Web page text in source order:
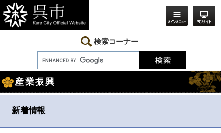
ー
ジ
の
ニ
ュ
ー
て
本
文
検索コーナー
文
産業振興
新着情報